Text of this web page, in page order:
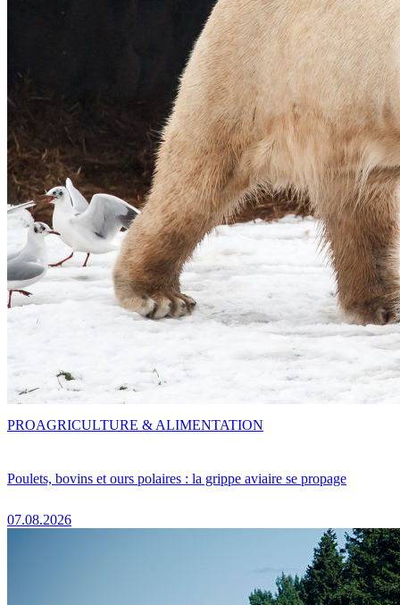
Poulets, bovins et ours polaires : la grippe aviaire se propage
07.08.2026
PROAGRICULTURE & ALIMENTATION